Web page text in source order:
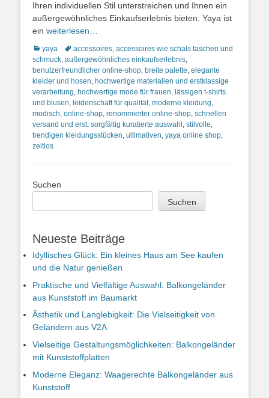
Ihren individuellen Stil unterstreichen und Ihnen ein
außergewöhnliches Einkaufserlebnis bieten. Yaya ist
ein weiterlesen…
Kategorien
yaya Schlagworte
accessoires, accessoires wie schals taschen und
schmuck, außergewöhnliches einkaufserlebnis,
benutzerfreundlicher online-shop, breite palette, elegante
kleider und hosen, hochwertige materialien und erstklassige
verarbeitung, hochwertige mode für frauen, lässigen t-shirts
und blusen, leidenschaft für qualität, moderne kleidung,
modisch, online-shop, renommierter online-shop, schnellen
versand und erst, sorgfältig kuratierte auswahl , stilvolle,
trendigen kleidungsstücken, ultimativen, yaya online shop,
zeitlos
Suchen
Suchen
Neueste Beiträge
Idyllisches Glück: Ein kleines Haus am See kaufen
und die Natur genießen
Praktische und Vielfältige Auswahl: Balkongeländer
aus Kunststoff im Baumarkt
Ästhetik und Langlebigkeit: Die Vielseitigkeit von
Geländern aus V2A
Vielseitige Gestaltungsmöglichkeiten: Balkongeländer
mit Kunststoffplatten
Moderne Eleganz: Waagerechte Balkongeländer aus
Kunststoff